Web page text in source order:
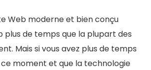
Web moderne et bien conçu
plus de temps que la plupart des
Mais si vous avez plus de temps
moment et que la technologie